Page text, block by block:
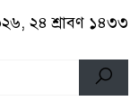
২৪ শ্রাবণ ১৪৩৩